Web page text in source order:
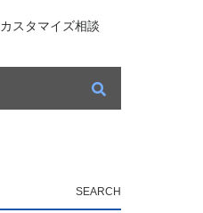
カスタマイズ相談